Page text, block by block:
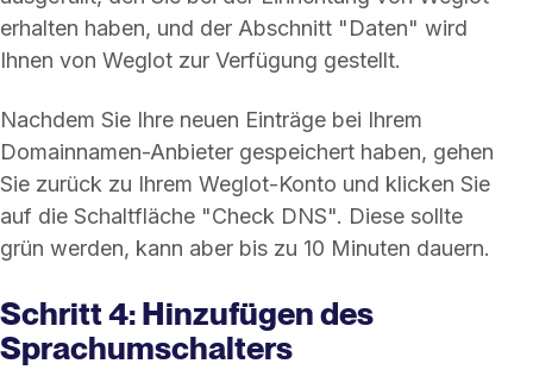
erhalten haben, und der Abschnitt "Daten" wird
Ihnen von Weglot zur Verfügung gestellt.
Nachdem Sie Ihre neuen Einträge bei Ihrem
Domainnamen-Anbieter gespeichert haben, gehen
Sie zurück zu Ihrem Weglot-Konto und klicken Sie
auf die Schaltfläche "Check DNS". Diese sollte
grün werden, kann aber bis zu 10 Minuten dauern.
Schritt 4: Hinzufügen des
Sprachumschalters